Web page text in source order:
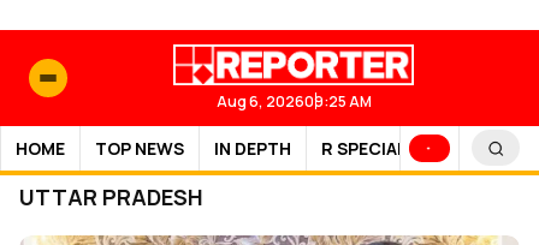
Aug 6, 202609:25 AM
HOME TOP NEWS IN DEPTH R SPECIAL SPORTS
UTTAR PRADESH